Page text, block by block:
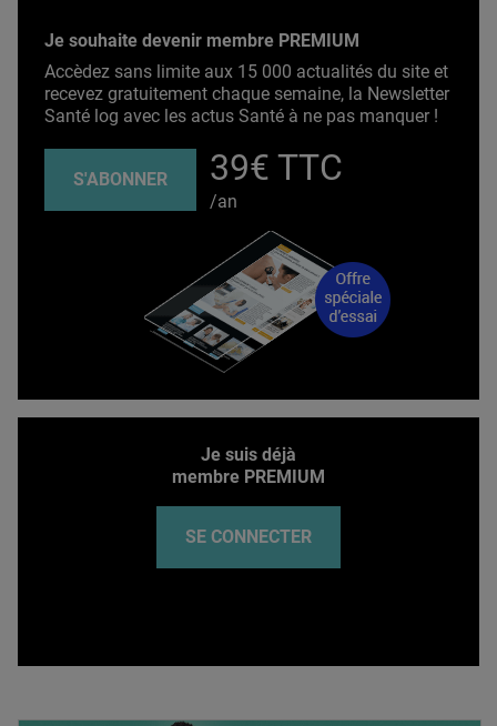
Je souhaite devenir membre PREMIUM
Accèdez sans limite aux 15 000 actualités du site et
recevez gratuitement chaque semaine, la Newsletter
Santé log avec les actus Santé à ne pas manquer !
S'ABONNER 39€ TTC
/an
Je suis déjà
membre PREMIUM
SE CONNECTER